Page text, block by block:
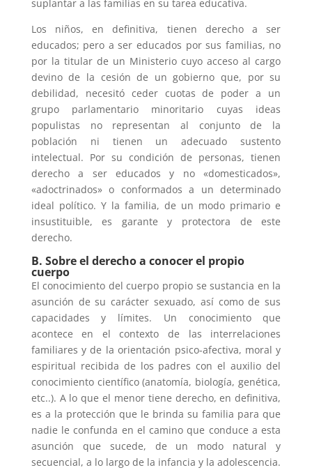
suplantar a las familias en su tarea educativa.
Los niños, en definitiva, tienen derecho a ser
educados; pero a ser educados por sus familias, no
por la titular de un Ministerio cuyo acceso al cargo
devino de la cesión de un gobierno que, por su
debilidad, necesitó ceder cuotas de poder a un
grupo parlamentario minoritario cuyas ideas
populistas no representan al conjunto de la
población ni tienen un adecuado sustento
intelectual. Por su condición de personas, tienen
derecho a ser educados y no «domesticados»,
«adoctrinados» o conformados a un determinado
ideal político. Y la familia, de un modo primario e
insustituible, es garante y protectora de este
derecho.
B. Sobre el derecho a conocer el propio
cuerpo
El conocimiento del cuerpo propio se sustancia en la
asunción de su carácter sexuado, así como de sus
capacidades y límites. Un conocimiento que
acontece en el contexto de las interrelaciones
familiares y de la orientación psico-afectiva, moral y
espiritual recibida de los padres con el auxilio del
conocimiento científico (anatomía, biología, genética,
etc..). A lo que el menor tiene derecho, en definitiva,
es a la protección que le brinda su familia para que
nadie le confunda en el camino que conduce a esta
asunción que sucede, de un modo natural y
secuencial, a lo largo de la infancia y la adolescencia.